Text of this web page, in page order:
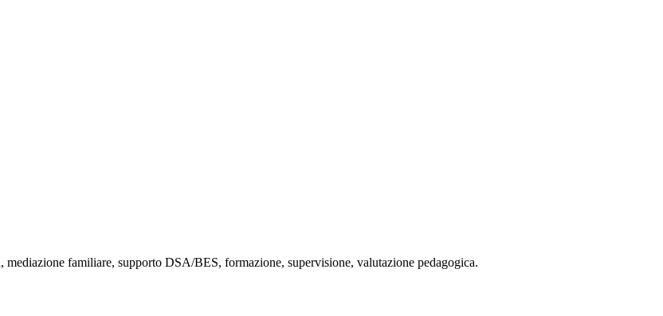
familiare, supporto DSA/BES, formazione, supervisione, valutazione pedagogica.